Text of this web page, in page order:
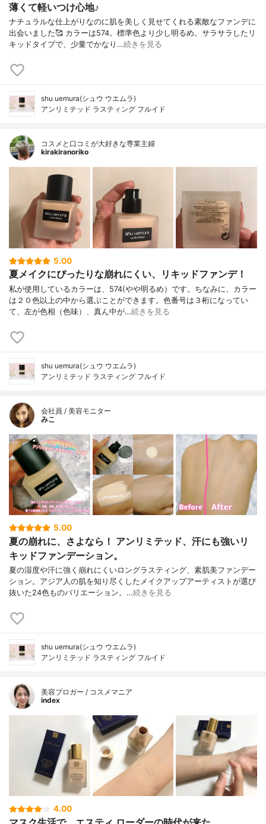
薄くて軽いつけ心地♪
ナチュラルな仕上がりなのに肌を美しく見せてくれる素敵なファンデに
出会いました🥰 カラーは574。標準色より少し明るめ。サラサラしたリ
キッドタイプで、少量でかなり…続きを見る
shu uemura(シュウ ウエムラ)
アンリミテッド ラスティング フルイド
コスメと口コミが大好きな専業主婦
kirakiranoriko
5.00
夏メイクにぴったりな崩れにくい、リキッドファンデ！
私が使用しているカラーは、574(やや明るめ）です。ちなみに、カラー
は２０色以上の中から選ぶことができます。色番号は３桁になってい
て、左が色相（色味）、真ん中が…続きを見る
shu uemura(シュウ ウエムラ)
アンリミテッド ラスティング フルイド
会社員 / 美容モニター
みこ
5.00
夏の崩れに、さよなら！ アンリミテッド、汗にも強いリ
キッドファンデーション。
夏の湿度や汗に強く崩れにくいロングラスティング、素肌美ファンデー
ション。アジア人の肌を知り尽くしたメイクアップアーティストが選び
抜いた24色ものバリエーション。…続きを見る
shu uemura(シュウ ウエムラ)
アンリミテッド ラスティング フルイド
美容ブロガー / コスメマニア
index
4.00